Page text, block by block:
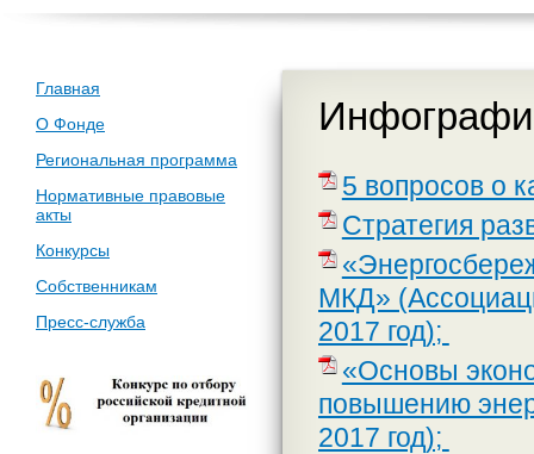
Главная
О Фонде
Региональная программа
Нормативные правовые
акты
Конкурсы
Собственникам
Пресс-служба
5 вопросов о
Стратегия
МКД»
2017 год);
«Основы
повышению
2017 год);